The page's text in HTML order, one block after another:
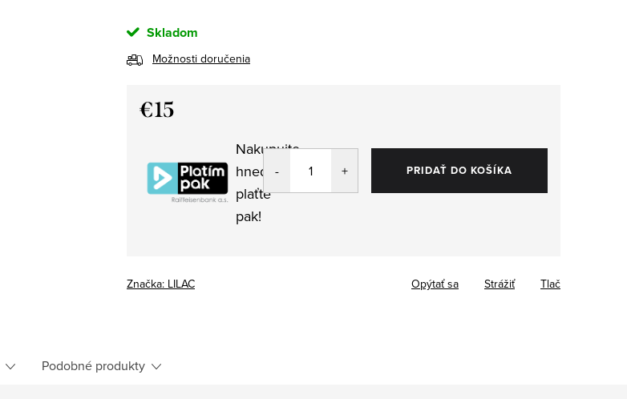
Skladom
Možnosti doručenia
€15
Nakupujte
hned,
plaťte
pak!
PRIDAŤ DO KOŠÍKA
Značka: LILAC Tlač
Opýtať sa Strážiť
Podobné produkty